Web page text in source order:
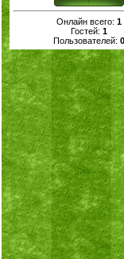
Онлайн всего: 1
Гостей: 1
Пользователей: 0